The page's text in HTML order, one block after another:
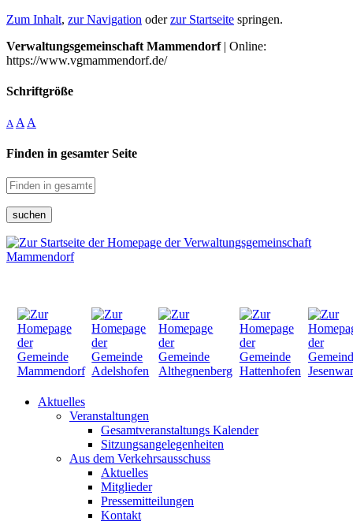
Zum Inhalt, zur Navigation oderzur Startseite springen.
Verwaltungsgemeinschaft Mammendorf| Online:
https://www.vgmammendorf.de/
Schriftgröße
A A A
Finden in gesamter Seite
suchen
Aktuelles
Veranstaltungen
Gesamtveranstaltungs Kalender
Sitzungsangelegenheiten
Aus dem Verkehrsausschuss
Aktuelles
Mitglieder
Pressemitteilungen
Kontakt